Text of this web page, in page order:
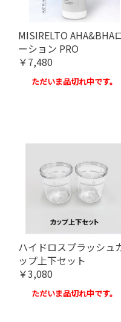
MISIRELTO AHA&BHA
ーション PRO
￥7,480
ただいま品切れ中です。
ハイドロスプラッシュ
ップ上下セット
￥3,080
ただいま品切れ中です。